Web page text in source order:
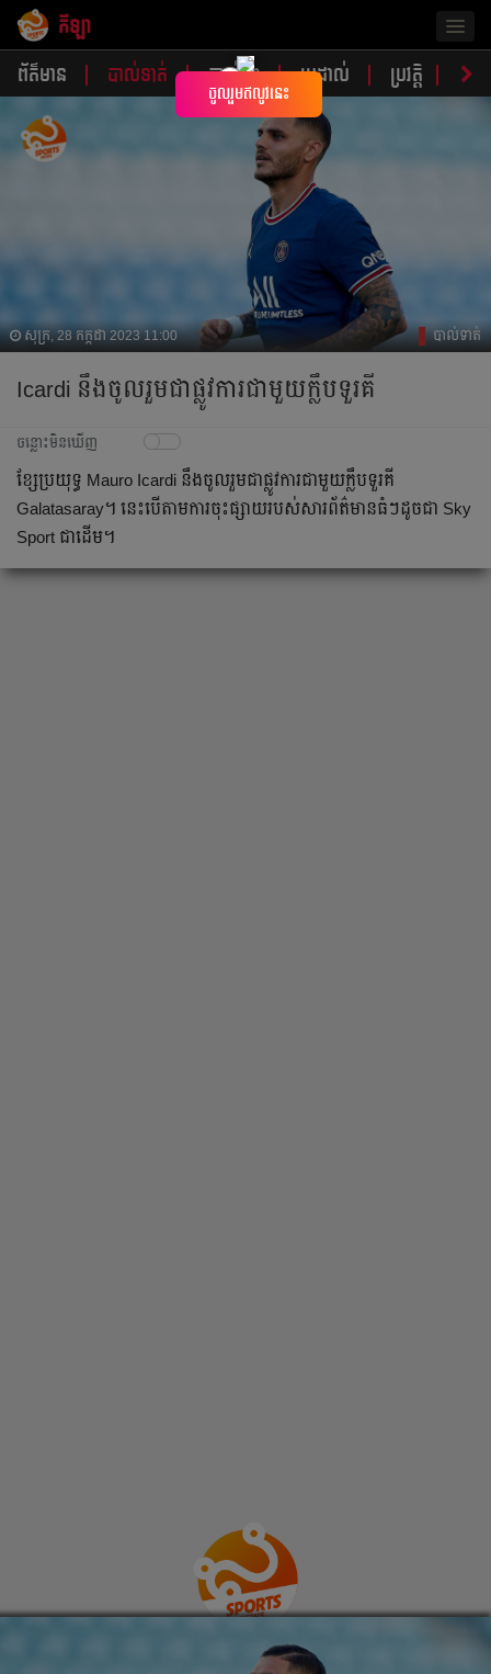
កីឡា
ព័ត៌មាន បាល់ទាត់ បាល់ទះ ប្រដាល់ ប្រវត្តិ​​ វិភា
សុក្រ, 28 កក្កដា 2023 11:00 បាល់ទាត់
Icardi នឹង​ចូល​រួម​ជា​ផ្លូវ​ការ​ជាមួយ​ក្លឹប​ទួរគី
ចន្លោះមិនឃើញ
ខ្សែ​ប្រយុទ្ធ Mauro Icardi នឹង​ចូល​រួម​ជា​ផ្លូវ​ការ​ជាមួយ​ក្លឹប​ទួរគី
Galatasaray។ នេះ​បើ​តាម​ការ​ចុះ​ផ្សាយ​របស់​សារព័ត៌មាន​ធំៗ​ដូច​ជា Sky
Sport ជា​ដើម។
×
ចូលរួមឥលូវនេះ